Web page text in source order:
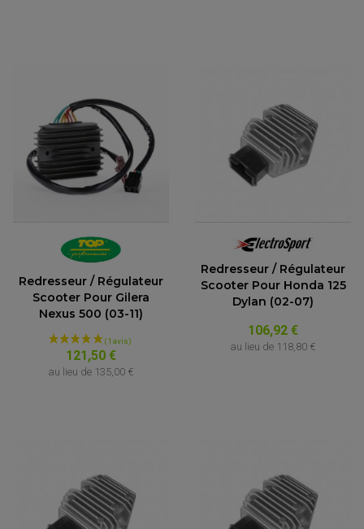
Redresseur / Régulateur
Scooter Pour Gilera
Nexus 500 (03-11)
121,50 €
au lieu de 135,00 €
Redresseur / Régulateur
Scooter Pour Honda 125
Dylan (02-07)
106,92 €
au lieu de 118,80 €